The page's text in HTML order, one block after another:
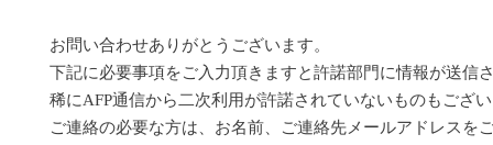
お問い合わせありがとうございます。
下記に必要事項をご入力頂きますと許諾部門に情報が送信
稀にAFP通信から二次利用が許諾されていないものもござ
ご連絡の必要な方は、お名前、ご連絡先メールアドレスを